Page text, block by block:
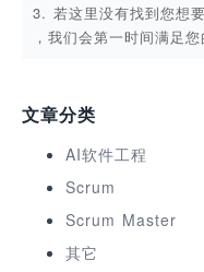
3. 若这里没有找到您想
，我们会第一时间满足您
文章分类
AI软件工程
Scrum
Scrum Master
其它